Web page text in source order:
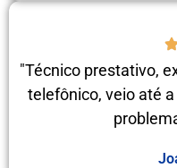
"Técnico prestativo,
telefônico, veio até